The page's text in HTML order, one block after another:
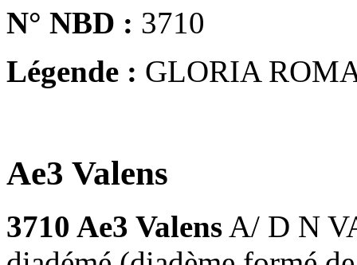
N° NBD : 3710
Légende : GLORIA
Ae3 Valens
3710 Ae3 Valens A/ D N